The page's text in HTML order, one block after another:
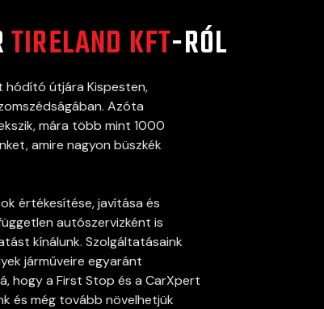
TIRELAND KFT-RÓL
hódító útjára Kispesten,
Azóta
mára több mint 1000
amire nagyon büszkék
értékesítése, javítása és
autószervizként is
kínálunk. Szolgáltatásaink
járműveire egyaránt
hogy a First Stop és a CarXpert
és még tovább növelhetjük